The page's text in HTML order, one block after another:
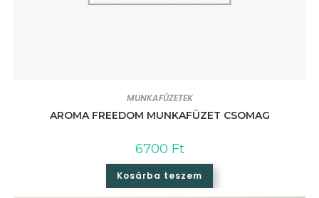
MUNKAFÜZETEK
AROMA FREEDOM MUNKAFÜZET CSOMAG
6700 Ft
Kosárba teszem